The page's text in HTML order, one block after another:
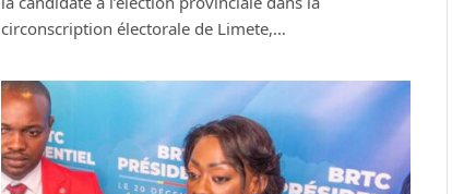
circonscription électorale de Limete,…